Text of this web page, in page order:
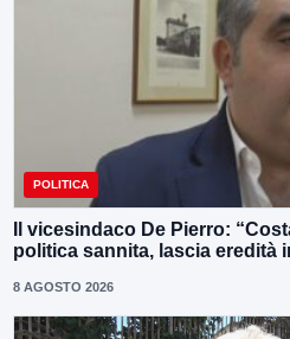
POLITICA
Il vicesindaco De Pierro:
politica sannita, lascia eredità
8 AGOSTO 2026